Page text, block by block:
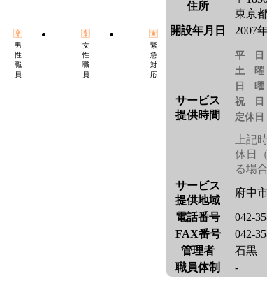
男
性
職
員
女
性
職
員
緊
急
対
応
住所
東京
開設年月日
2007
サービス
提供時間
平日
土曜
日曜
祝日
定休日
上記
休日
る場
サービス
提供地域
府中
電話番号
042-
FAX番号
042-
管理者
石黒
職員体制
-